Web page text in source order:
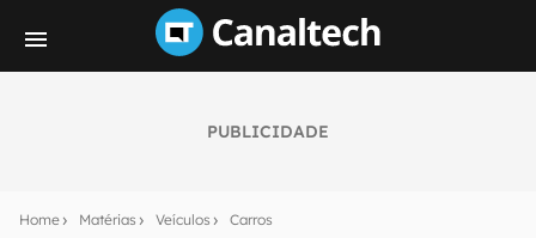
PUBLICIDADE
Home Matérias Veículos Carros
notícias e reviews sobre tecnologia em primeira